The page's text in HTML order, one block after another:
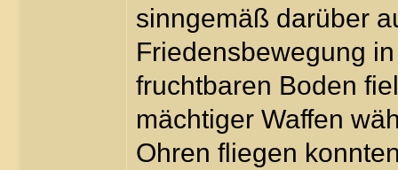
sinngemäß darüber
Friedensbewegung
fruchtbaren Boden
mächtiger Waffen
Ohren fliegen